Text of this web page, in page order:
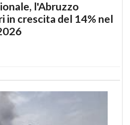
l'Abruzzo
in crescita del 14% nel